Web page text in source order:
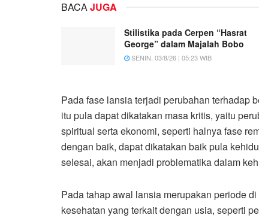
BACAJUGA
Stilistika pada Cerpen “Hasrat
George” dalam Majalah Bobo
SENIN, 03/8/26 | 05:23 WIB
Pada fase lansia terjadi perubahan terhadap
itu pula dapat dikatakan masa kritis, yaitu
spiritual serta ekonomi, seperti halnya fase
dengan baik, dapat dikatakan baik pula
selesai, akan menjadi problematika dalam
Pada tahap awal lansia merupakan periode
kesehatan yang terkait dengan usia, seperti